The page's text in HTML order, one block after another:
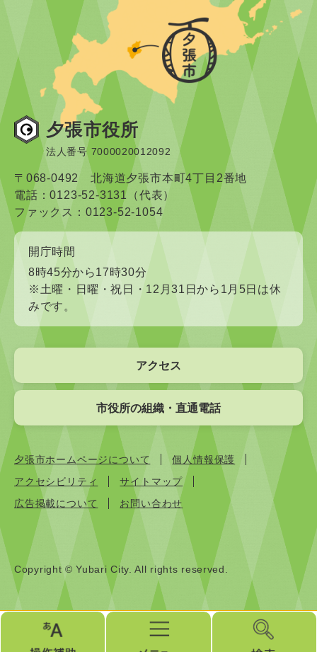
夕張市役所
法人番号 7000020012092
〒068-0492 北海道夕張市本町4丁目2番地
電話：0123-52-3131（代表）
ファックス：0123-52-1054
開庁時間
8時45分から17時30分
※土曜・日曜・祝日・12月31日から1月5日は休
みです。
アクセス
市役所の組織・直通電話
夕張市ホームページについて
個人情報保護
アクセシビリティ
サイトマップ
広告掲載について
お問い合わせ
Copyright © Yubari City. All rights reserved.